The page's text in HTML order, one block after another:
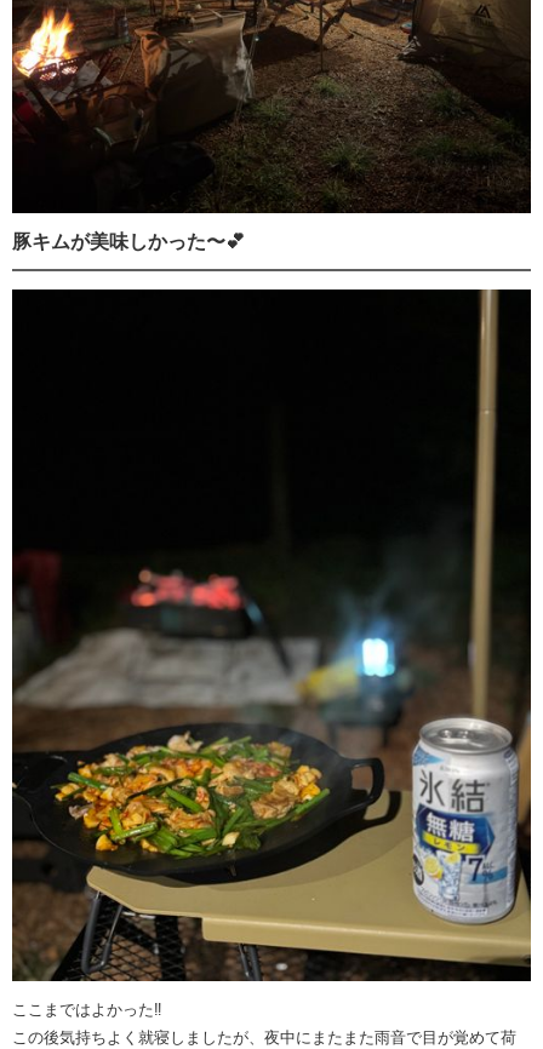
豚キムが美味しかった〜💕
ここまではよかった‼️
この後気持ちよく就寝しましたが、夜中にまたまた雨音で目が覚めて荷